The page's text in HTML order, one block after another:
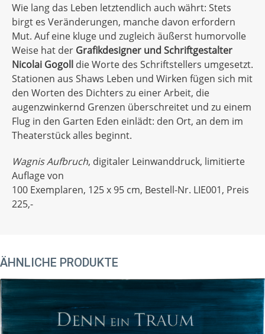
Wie lang das Leben letztendlich auch währt: Stets
birgt es Veränderungen, manche davon erfordern
Mut. Auf eine kluge und zugleich äußerst humorvolle
Weise hat der Grafikdesigner und Schriftgestalter
Nicolai Gogoll die Worte des Schriftstellers umgesetzt.
Stationen aus Shaws Leben und Wirken fügen sich mit
den Worten des Dichters zu einer Arbeit, die
augenzwinkernd Grenzen überschreitet und zu einem
Flug in den Garten Eden einlädt: den Ort, an dem im
Theaterstück alles beginnt.
Wagnis Aufbruch, digitaler Leinwanddruck, limitierte
Auflage von
100 Exemplaren, 125 x 95 cm, Bestell-Nr. LIE001, Preis
225,-
ÄHNLICHE PRODUKTE